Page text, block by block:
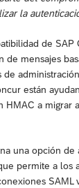
la
de SAP
de mensajes
de
están
HMAC a migrar
una opción de
permite a los
SAML